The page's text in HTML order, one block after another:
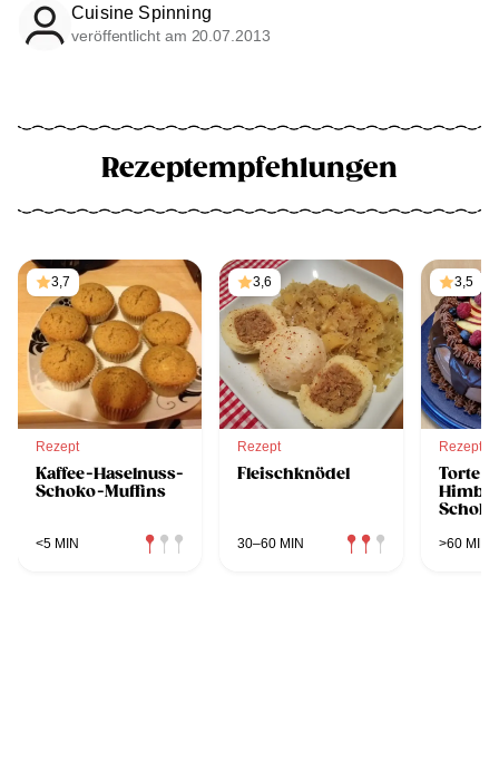
Cuisine Spinning
veröffentlicht am 20.07.2013
Rezeptempfehlungen
3,7
Rezept
Kaffee-Haselnuss-
Schoko-Muffins
<5 MIN
3,6
Rezept
Fleischknödel
30–60 MIN
3,5
Rezept
Torte
>60 MIN